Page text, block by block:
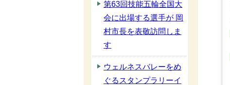
第63回技能五輪全国大
会に出場する選手が 岡
村市長を表敬訪問しま
す
ウェルネスバレーをめ
ぐるスタンプラリーイ